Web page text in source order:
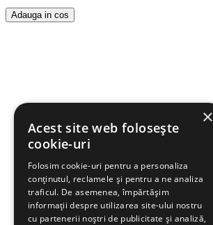
Adauga in cos
×
Acest site web folosește
cookie-uri
Folosim cookie-uri pentru a personaliza
conținutul, reclamele și pentru a ne analiza
traficul. De asemenea, împărtășim
informații despre utilizarea site-ului nostru
cu partenerii noștri de publicitate și analiză,